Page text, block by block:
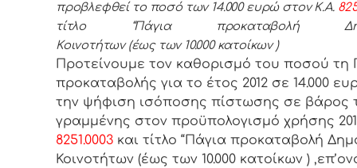
προβλεφθεί το ποσό των 14.000 ευρώ στον Κ.Α.
τίτλο “Πάγια προκαταβολή
Κοινοτήτων (έως των 10.000 κατοίκων )
Προτείνουμε τον καθορισμό του ποσού τη
προκαταβολής για το έτος 2012 σε 14.000
την ψήφιση ισόποσης πίστωσης σε βάρος
γραμμένης στον προϋπολογισμό χρήσης
8251.0003 και τίτλο “Πάγια προκαταβολή
Κοινοτήτων (έως των 10.000 κατοίκων )